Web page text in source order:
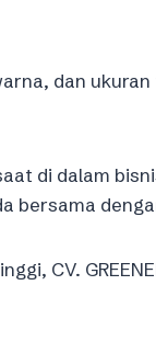
dan
di dalam
bersama
CV.